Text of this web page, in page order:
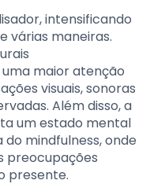
intensificando
várias maneiras.
maior atenção
visuais, sonoras
Além disso, a
um estado mental
mindfulness, onde
preocupações
presente.